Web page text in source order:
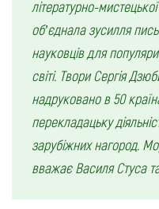
літературно-
об’єднала зусилля
науковців для
світі. Твори Сергія
надруковано в 50
перекладацьку
зарубіжних нагород.
вважає Василя Стуса